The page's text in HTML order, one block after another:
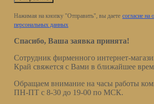
Нажимая на кнопку "Отправить", вы даете согласие на
персональных данных
Спасибо, Ваша заявка принята!
Сотрудник фирменного интернет-
Край свяжется с Вами в ближайшее
Обращаем внимание на часы работы
ПН-ПТ с 8-30 до 19-00 по МСК.